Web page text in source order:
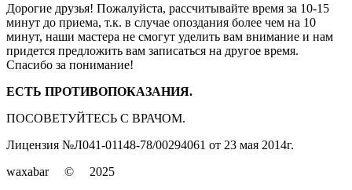
Дорогие друзья! Пожалуйста, рассчитывайте время за 10-15
минут до приема, т.к. в случае опоздания более чем на 10
минут, наши мастера не смогут уделить вам внимание и нам
придется предложить вам записаться на другое время.
Спасибо за понимание!
ЕСТЬ ПРОТИВОПОКАЗАНИЯ.
ПОСОВЕТУЙТЕСЬ С ВРАЧОМ.
Лицензия №Л041-01148-78/00294061 от 23 мая 2014г.
waxabar © 2025